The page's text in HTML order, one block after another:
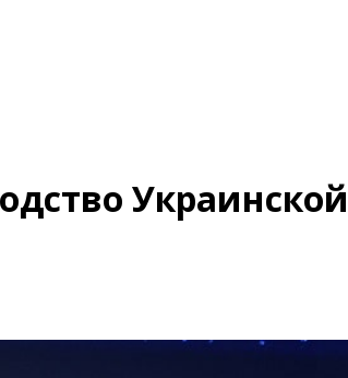
Украинской